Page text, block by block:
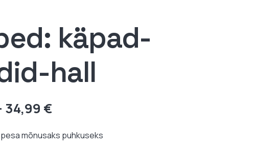
käpad-
hall
34,99 €
kuni
mõnusaks puhkuseks